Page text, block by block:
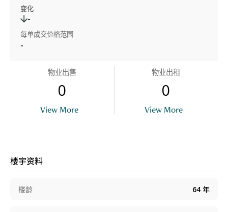
变化
-
每单成交价格范围
-
物业出售
0
View More
物业出租
0
View More
楼宇资料
楼龄 64 年